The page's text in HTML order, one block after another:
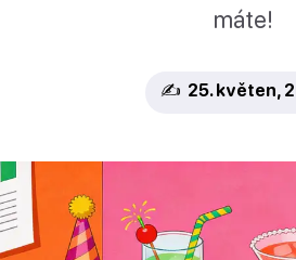
máte!
✍️ 25. květen,